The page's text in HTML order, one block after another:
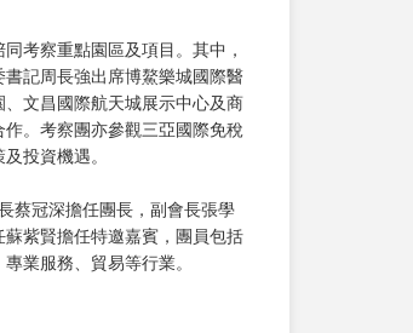
考察重點園區及項目。其中，
記周長強出席博鰲樂城國際醫
文昌國際航天城展示中心及商
。考察團亦參觀三亞國際免稅
投資機遇。
蔡冠深擔任團長，副會長張學
紫賢擔任特邀嘉賓，團員包括
業服務、貿易等行業。